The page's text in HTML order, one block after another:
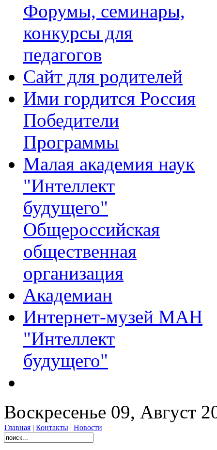
Форумы, семинары,
конкурсы для
педагогов
Сайт для родителей
Ими гордится Россия
Победители
Программы
Малая академия наук
"Интеллект
будущего"
Общероссийская
общественная
организация
Академиан
Интернет-музей МАН
"Интеллект
будущего"
Воскресенье 09, Август
Главная | Контакты | Новости